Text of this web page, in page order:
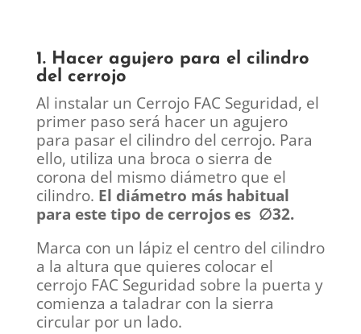
1. Hacer agujero para el cilindro
del cerrojo
Al instalar un Cerrojo FAC Seguridad, el
primer paso será hacer un agujero
para pasar el cilindro del cerrojo. Para
ello, utiliza una broca o sierra de
corona del mismo diámetro que el
cilindro. El diámetro más habitual
para este tipo de cerrojos es ∅32.
Marca con un lápiz el centro del cilindro
a la altura que quieres colocar el
cerrojo FAC Seguridad sobre la puerta y
comienza a taladrar con la sierra
circular por un lado.